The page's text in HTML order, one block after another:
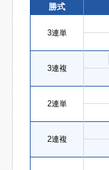
勝式
3連単
3連複
2連単
2連複